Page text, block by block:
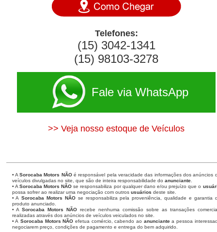
Telefones:
(15) 3042-1341
(15) 98103-3278
Fale via WhatsApp
>> Veja nosso estoque de Veículos
• ASorocaba Motors NÃOé responsável pela veracidade das informações dos anúncios
veículos divulgadas no site, que são de inteira responsabilidade do anunciante.
• A Sorocaba Motors NÃO se responsabiliza por qualquer dano e/ou prejuízo que o
possa sofrer ao realizar uma negociação com outros usuários deste site.
• A Sorocaba Motors NÃOse responsabiliza pela proveniência, qualidade e garantia
produto anunciado.
• ASorocaba Motors NÃO recebe nenhuma comissão sobre as transações
realizadas através dos anúncios de veículos veiculados no site.
• A Sorocaba Motors NÃO efetua comércio, cabendo ao anunciantea pessoa
negociarem preço, condições de pagamento e entrega do bem adquirido.